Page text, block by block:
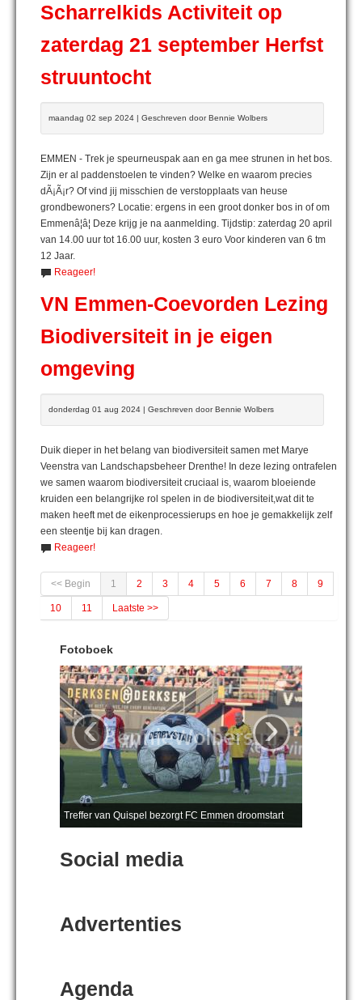
Scharrelkids Activiteit op
zaterdag 21 september Herfst
struuntocht
maandag 02 sep 2024 | Geschreven door Bennie Wolbers
EMMEN - Trek je speurneuspak aan en ga mee strunen in het bos.
Zijn er al paddenstoelen te vinden? Welke en waarom precies
dÃ¡Ã¡r? Of vind jij misschien de verstopplaats van heuse
grondbewoners? Locatie: ergens in een groot donker bos in of om
Emmenâ¦â¦ Deze krijg je na aanmelding. Tijdstip: zaterdag 20 april
van 14.00 uur tot 16.00 uur, kosten 3 euro Voor kinderen van 6 tm
12 Jaar.
Reageer!
VN Emmen-Coevorden Lezing
Biodiversiteit in je eigen
omgeving
donderdag 01 aug 2024 | Geschreven door Bennie Wolbers
Duik dieper in het belang van biodiversiteit samen met Marye
Veenstra van Landschapsbeheer Drenthe! In deze lezing ontrafelen
we samen waarom biodiversiteit cruciaal is, waarom bloeiende
kruiden een belangrijke rol spelen in de biodiversiteit,wat dit te
maken heeft met de eikenprocessierups en hoe je gemakkelijk zelf
een steentje bij kan dragen.
Reageer!
<< Begin 1 2 3 4 5 6 7 8 9
10 11 Laatste >>
Fotoboek
Treffer van Quispel bezorgt FC Emmen droomstart
‹ ›
Social media
Advertenties
Agenda